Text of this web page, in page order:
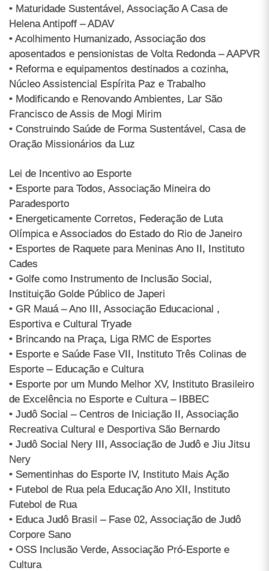
• Maturidade Sustentável, Associação A Casa de
Helena Antipoff – ADAV
• Acolhimento Humanizado, Associação dos
aposentados e pensionistas de Volta Redonda – AAPVR
• Reforma e equipamentos destinados a cozinha,
Núcleo Assistencial Espírita Paz e Trabalho
• Modificando e Renovando Ambientes, Lar São
Francisco de Assis de Mogi Mirim
• Construindo Saúde de Forma Sustentável, Casa de
Oração Missionários da Luz
Lei de Incentivo ao Esporte
• Esporte para Todos, Associação Mineira do
Paradesporto
• Energeticamente Corretos, Federação de Luta
Olímpica e Associados do Estado do Rio de Janeiro
• Esportes de Raquete para Meninas Ano II, Instituto
Cades
• Golfe como Instrumento de Inclusão Social,
Instituição Golde Público de Japeri
• GR Mauá – Ano III, Associação Educacional ,
Esportiva e Cultural Tryade
• Brincando na Praça, Liga RMC de Esportes
• Esporte e Saúde Fase VII, Instituto Três Colinas de
Esporte – Educação e Cultura
• Esporte por um Mundo Melhor XV, Instituto Brasileiro
de Excelência no Esporte e Cultura – IBBEC
• Judô Social – Centros de Iniciação II, Associação
Recreativa Cultural e Desportiva São Bernardo
• Judô Social Nery III, Associação de Judô e Jiu Jitsu
Nery
• Sementinhas do Esporte IV, Instituto Mais Ação
• Futebol de Rua pela Educação Ano XII, Instituto
Futebol de Rua
• Educa Judô Brasil – Fase 02, Associação de Judô
Corpore Sano
• OSS Inclusão Verde, Associação Pró-Esporte e
Cultura